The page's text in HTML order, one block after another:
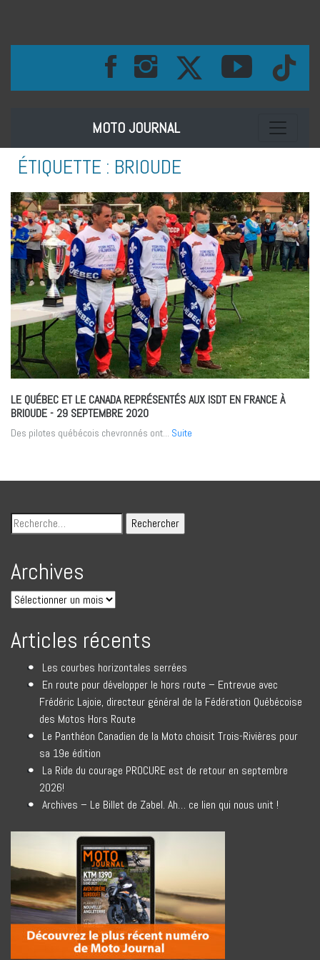
MOTO JOURNAL Toggle
ÉTIQUETTE : BRIOUDE
LE QUÉBEC ET LE CANADA REPRÉSENTÉS AUX ISDT EN FRANCE À
BRIOUDE- 29 SEPTEMBRE 2020
Des pilotes québécois chevronnés ont... Suite
Archives
Articles récents
Les courbes horizontales serrées
En route pour développer le hors route – Entrevue avec
Frédéric Lajoie, directeur général de la Fédération Québécoise
des Motos Hors Route
Le Panthéon Canadien de la Moto choisit Trois-Rivières pour
sa 19e édition
La Ride du courage PROCURE est de retour en septembre
2026!
Archives – Le Billet de Zabel. Ah… ce lien qui nous unit !